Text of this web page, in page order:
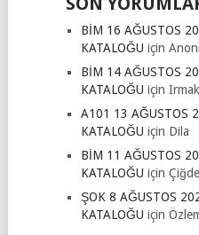
BİM 16 AĞUSTOS
KATALOĞU için
BİM 14 AĞUSTOS
KATALOĞU için Irmak
A101 13 AĞUSTOS
KATALOĞU için Dila
BİM 11 AĞUSTOS
KATALOĞU için
ŞOK 8 AĞUSTOS
KATALOĞU için